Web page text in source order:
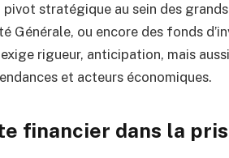
pivot stratégique au sein des
Générale, ou encore des fonds
rigueur, anticipation, mais
et acteurs économiques.
financier dans la